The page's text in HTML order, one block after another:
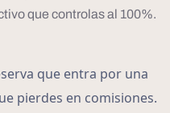
que controlas al 100%.
que entra por una
pierdes en comisiones.